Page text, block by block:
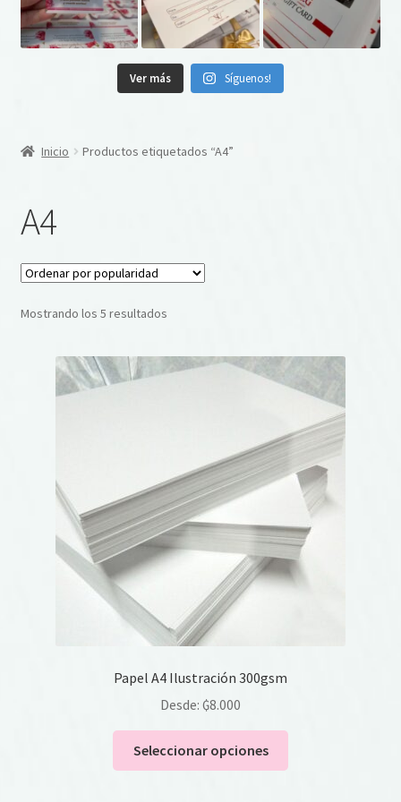
Ver más Síguenos!
Inicio Productos etiquetados “A4”
A4
Mostrando los 5 resultadosOrdenado
Papel A4 Ilustración 300gsm
Desde: ₲8.000
Seleccionar opciones